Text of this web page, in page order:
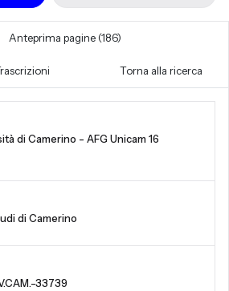
Anteprima pagine (186)
Torna alla ricerca
di Camerino - AFG Unicam 16
di Camerino
33739